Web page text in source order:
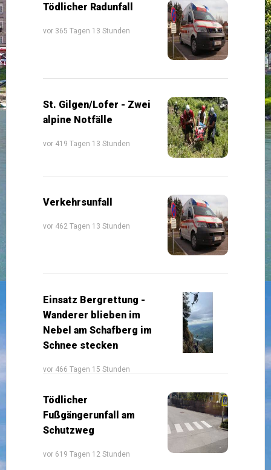
Tödlicher Radunfall
vor 365 Tagen 13 Stunden
St. Gilgen/Lofer - Zwei
alpine Notfälle
vor 419 Tagen 13 Stunden
Verkehrsunfall
vor 462 Tagen 13 Stunden
Einsatz Bergrettung -
Wanderer blieben im
Nebel am Schafberg im
Schnee stecken
vor 466 Tagen 15 Stunden
Tödlicher
Fußgängerunfall am
Schutzweg
vor 619 Tagen 12 Stunden